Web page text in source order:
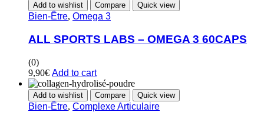
Add to wishlist Compare Quick view
Bien-Être, Omega 3
ALL SPORTS LABS – OMEGA 3 60CAPS
(0)
9,90€ Add to cart
Add to wishlist Compare Quick view
Bien-Être, Complexe Articulaire